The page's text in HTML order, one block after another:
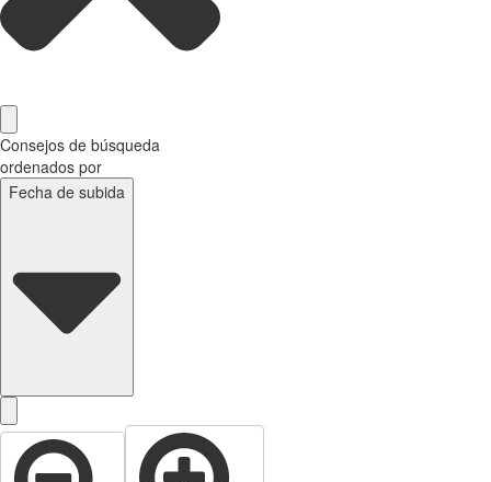
Consejos de búsqueda
ordenados por
Fecha de subida